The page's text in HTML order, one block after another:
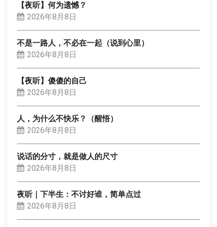
【夜听】何为遗憾？
2026年8月8日
不是一路人，不必在一起（说到心里）
2026年8月8日
【夜听】傻傻的自己
2026年8月8日
人，为什么不快乐？（醒悟）
2026年8月8日
说话的分寸，就是做人的尺寸
2026年8月8日
夜听｜下半生：不讨好谁，简单点过
2026年8月8日